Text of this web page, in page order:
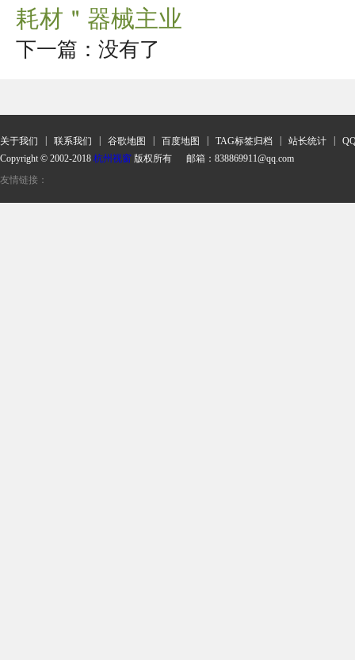
耗材＂器械主业
下一篇：没有了
关于我们 联系我们 谷歌地图 百度地图 TAG标签归档 站长统计
Copyright © 2002-2018 杭州视窗 版权所有 邮箱：838869911@qq.com
友情链接：